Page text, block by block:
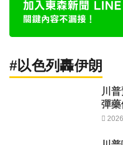
#以色列轟伊朗
川
彈